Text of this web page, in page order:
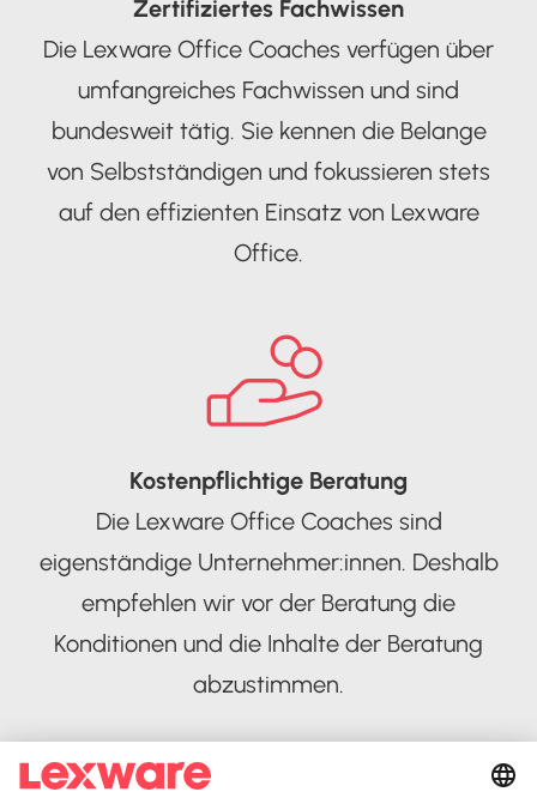
Zertifiziertes Fachwissen
Die Lexware Office Coaches verfügen über
umfangreiches Fachwissen und sind
bundesweit tätig. Sie kennen die Belange
von Selbstständigen und fokussieren stets
auf den effizienten Einsatz von Lexware
Office.
Kostenpflichtige Beratung
Die Lexware Office Coaches sind
eigenständige Unternehmer:innen. Deshalb
empfehlen wir vor der Beratung die
Konditionen und die Inhalte der Beratung
abzustimmen.
Lexware Office Coach suchen